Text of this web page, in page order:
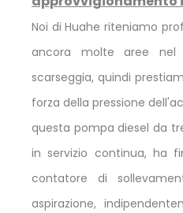
Noi di Huahe riteniamo
ancora molte aree
scarseggia, quindi
forza della pressione
questa pompa diesel da
in servizio continua, ha
contatore di
aspirazione,